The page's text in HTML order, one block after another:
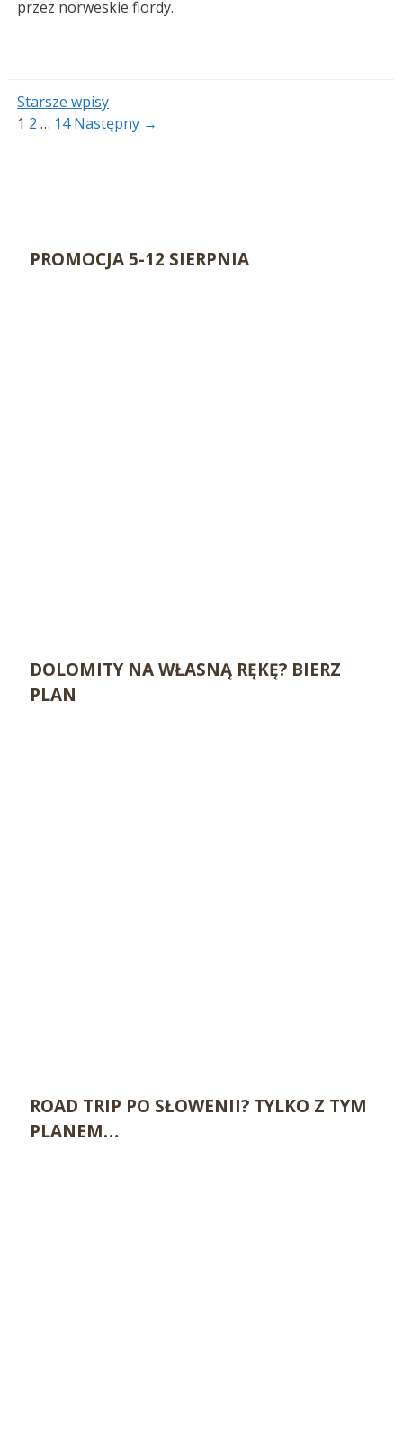
przez norweskie fiordy.
Starsze wpisy
Strona
1 Strona
2 … Strona
14 Następny →
PROMOCJA 5-12 SIERPNIA
DOLOMITY NA WŁASNĄ RĘKĘ? BIERZ
PLAN
ROAD TRIP PO SŁOWENII? TYLKO Z TYM
PLANEM…